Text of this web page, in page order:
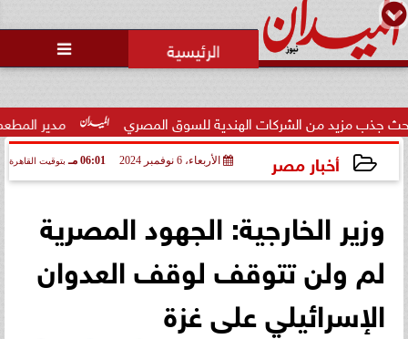

مدير المطعم عن واقعة منع سيدة الهندية للسوق المصري
أخبار مصر الأربعاء، 6 نوفمبر 2024 06:01 مـ بتوقيت القاهرة
وزير الخارجية: الجهود المصرية
لم ولن تتوقف لوقف العدوان
الإسرائيلي على غزة
حالة غليان في نادي الشيخ زايد:
اتهامات للجنة المؤقتة بـ ”التواطؤ”